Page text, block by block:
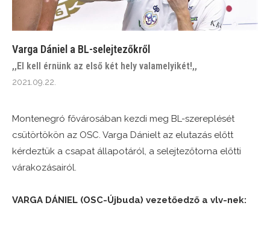
Varga Dániel a BL-selejtezőkről
,,El kell érnünk az első két hely valamelyikét!,,
2021.09.22.
Montenegró fővárosában kezdi meg BL-szereplését
csütörtökön az OSC. Varga Dánielt az elutazás előtt
kérdeztük a csapat állapotáról, a selejtezőtorna előtti
várakozásairól.
VARGA DÁNIEL (OSC-Újbuda) vezetőedző a vlv-nek: